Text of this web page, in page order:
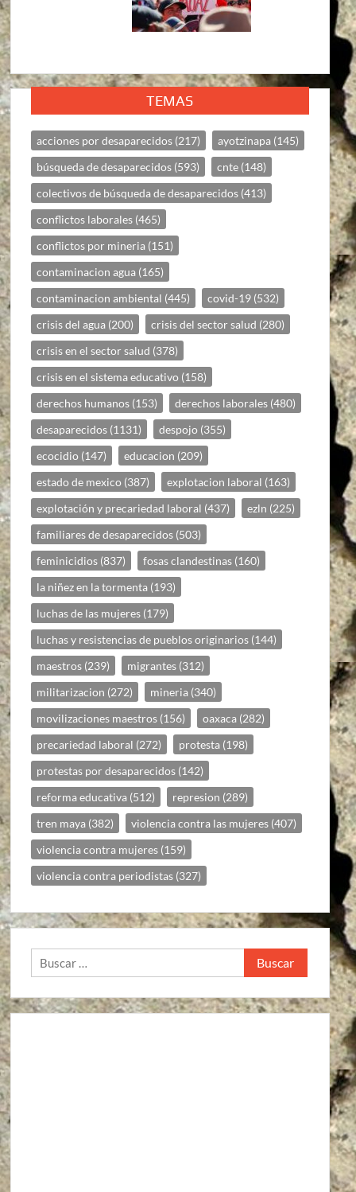
TEMAS
acciones por desaparecidos (217) ayotzinapa (145)
búsqueda de desaparecidos (593) cnte (148)
colectivos de búsqueda de desaparecidos (413)
conflictos laborales (465)
conflictos por mineria (151)
contaminacion agua (165)
contaminacion ambiental (445) covid-19 (532)
crisis del agua (200) crisis del sector salud (280)
crisis en el sector salud (378)
crisis en el sistema educativo (158)
derechos humanos (153) derechos laborales (480)
desaparecidos (1131) despojo (355)
ecocidio (147) educacion (209)
estado de mexico (387) explotacion laboral (163)
explotación y precariedad laboral (437) ezln (225)
familiares de desaparecidos (503)
feminicidios (837) fosas clandestinas (160)
la niñez en la tormenta (193)
luchas de las mujeres (179)
luchas y resistencias de pueblos originarios (144)
maestros (239) migrantes (312)
militarizacion (272) mineria (340)
movilizaciones maestros (156) oaxaca (282)
precariedad laboral (272) protesta (198)
protestas por desaparecidos (142)
reforma educativa (512) represion (289)
tren maya (382) violencia contra las mujeres (407)
violencia contra mujeres (159)
violencia contra periodistas (327)
Buscar: